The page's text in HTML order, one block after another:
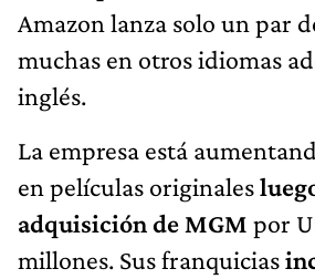
Amazon lanza solo un par
muchas en otros idiomas
inglés.
La empresa está
en películas originales
adquisición de MGM por
millones. Sus franquicias